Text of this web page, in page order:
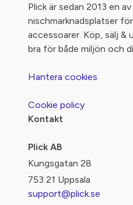
Plick är sedan 2013 en
nischmarknadsplatser
accessoarer. Köp, sälj
bra för både miljön och
Hantera cookies
Cookie policy
Kontakt
Plick AB
Kungsgatan 28
753 21 Uppsala
support@plick.se